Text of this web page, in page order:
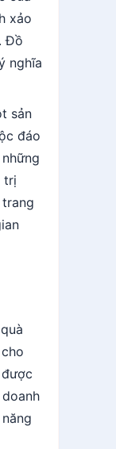
xảo
Đồ
nghĩa
sản
đáo
trị